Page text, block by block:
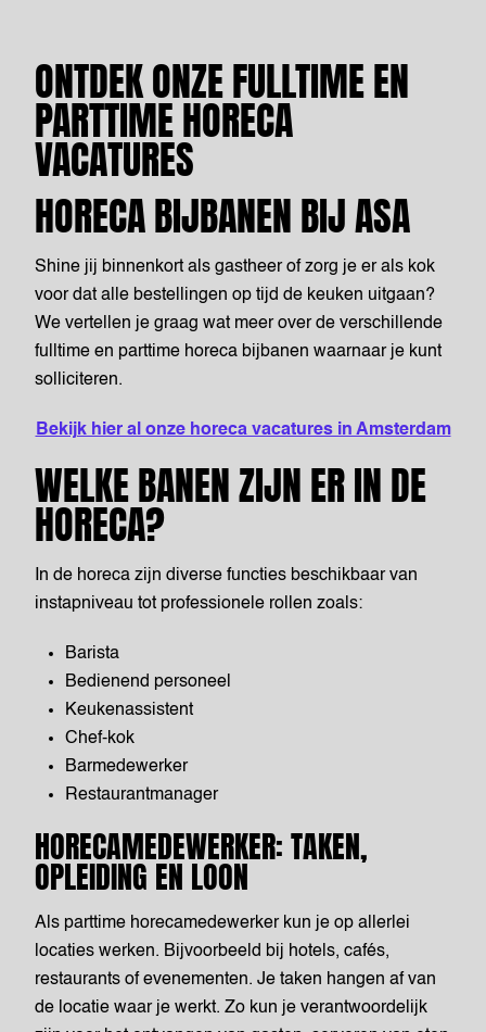
ONTDEK ONZE FULLTIME EN
PARTTIME HORECA
VACATURES
HORECA BIJBANEN BIJ ASA
Shine jij binnenkort als gastheer of zorg je er als kok
voor dat alle bestellingen op tijd de keuken uitgaan?
We vertellen je graag wat meer over de verschillende
fulltime en parttime horeca bijbanen waarnaar je kunt
solliciteren.
Bekijk hier al onze horeca vacatures in Amsterdam
WELKE BANEN ZIJN ER IN DE
HORECA?
In de horeca zijn diverse functies beschikbaar van
instapniveau tot professionele rollen zoals:
Barista
Bedienend personeel
Keukenassistent
Chef-kok
Barmedewerker
Restaurantmanager
HORECAMEDEWERKER: TAKEN,
OPLEIDING EN LOON
Als parttime horecamedewerker kun je op allerlei
locaties werken. Bijvoorbeeld bij hotels, cafés,
restaurants of evenementen. Je taken hangen af van
de locatie waar je werkt. Zo kun je verantwoordelijk